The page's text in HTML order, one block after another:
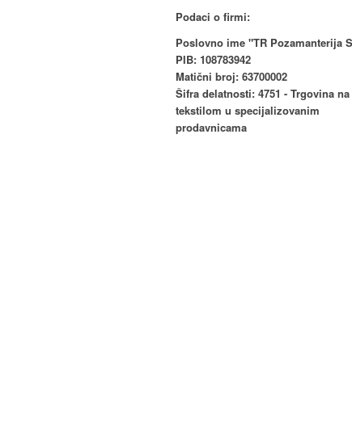
Podaci o firmi:
Poslovno ime "TR Pozamanterija
PIB: 108783942
Matični broj: 63700002
Šifra delatnosti: 4751 - Trgovina
tekstilom u specijalizovanim
prodavnicama